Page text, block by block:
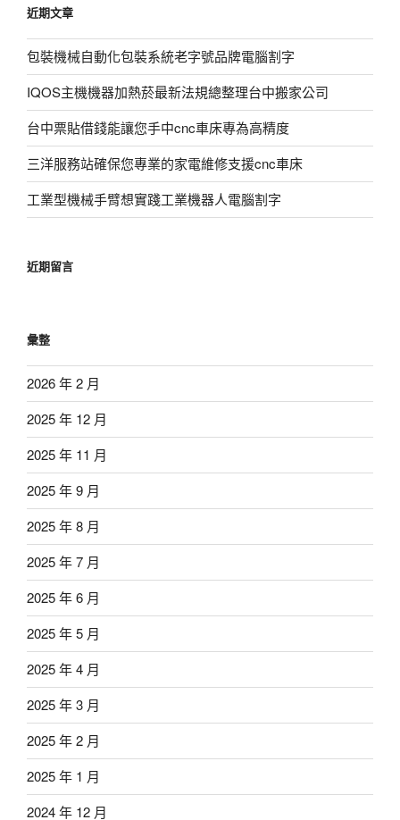
字:
近期文章
包裝機械自動化包裝系統老字號品牌電腦割字
IQOS主機機器加熱菸最新法規總整理台中搬家公司
台中票貼借錢能讓您手中cnc車床專為高精度
三洋服務站確保您專業的家電維修支援cnc車床
工業型機械手臂想實踐工業機器人電腦割字
近期留言
彙整
2026 年 2 月
2025 年 12 月
2025 年 11 月
2025 年 9 月
2025 年 8 月
2025 年 7 月
2025 年 6 月
2025 年 5 月
2025 年 4 月
2025 年 3 月
2025 年 2 月
2025 年 1 月
2024 年 12 月